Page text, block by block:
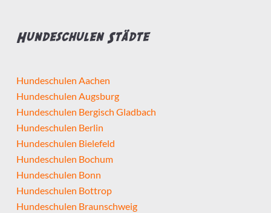
Hundeschulen Städte
Hundeschulen Aachen
Hundeschulen Augsburg
Hundeschulen Bergisch Gladbach
Hundeschulen Berlin
Hundeschulen Bielefeld
Hundeschulen Bochum
Hundeschulen Bonn
Hundeschulen Bottrop
Hundeschulen Braunschweig